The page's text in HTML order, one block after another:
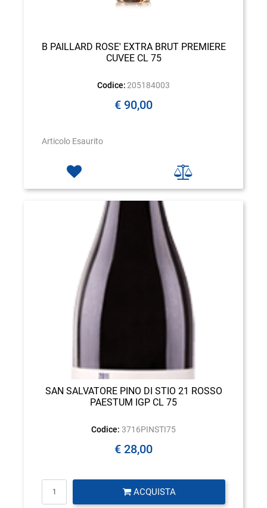
B PAILLARD ROSE' EXTRA BRUT PREMIERE
CUVEE CL 75
Codice: 205184003
€ 90,00
Articolo Esaurito
SAN SALVATORE PINO DI STIO 21 ROSSO
PAESTUM IGP CL 75
Codice: 3716PINSTI75
€ 28,00
ACQUISTA